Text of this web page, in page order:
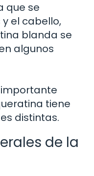
que se
el cabello,
blanda se
algunos
importante
tiene
distintas.
de la